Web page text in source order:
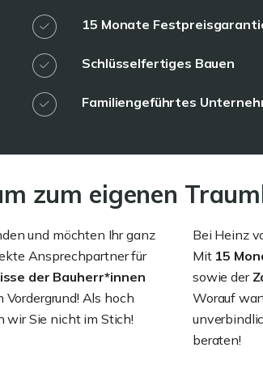
15 Monate
Schlüsselfertiges Bauen
Familiengeführtes
zum eigenen
und möchten Ihr ganz
Ansprechpartner für
der Bauherr*innen
Als hoch
wir Sie nicht im Stich!
Bei Heinz
Mit 15
sowie der
Worauf
beraten!